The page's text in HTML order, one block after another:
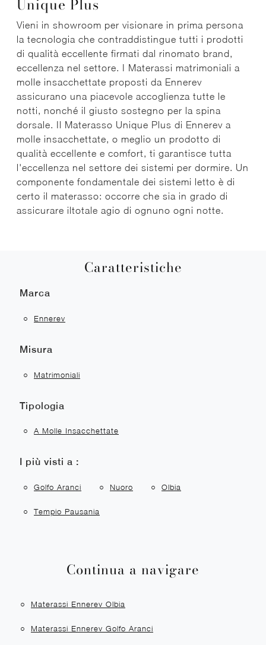
Unique Plus
Vieni in showroom per visionare in prima persona
la tecnologia che contraddistingue tutti i prodotti
di qualità eccellente firmati dal rinomato brand,
eccellenza nel settore. I Materassi matrimoniali a
molle insacchettate proposti da Ennerev
assicurano una piacevole accoglienza tutte le
notti, nonché il giusto sostegno per la spina
dorsale. Il Materasso Unique Plus di Ennerev a
molle insacchettate, o meglio un prodotto di
qualità eccellente e comfort, ti garantisce tutta
l'eccellenza nel settore dei sistemi per dormire. Un
componente fondamentale dei sistemi letto è di
certo il materasso: occorre che sia in grado di
assicurare iltotale agio di ognuno ogni notte.
Caratteristiche
Marca
Ennerev
Misura
Matrimoniali
Tipologia
A Molle Insacchettate
I più visti a :
Golfo Aranci Nuoro Olbia
Tempio Pausania
Continua a navigare
Materassi Ennerev Olbia
Materassi Ennerev Golfo Aranci